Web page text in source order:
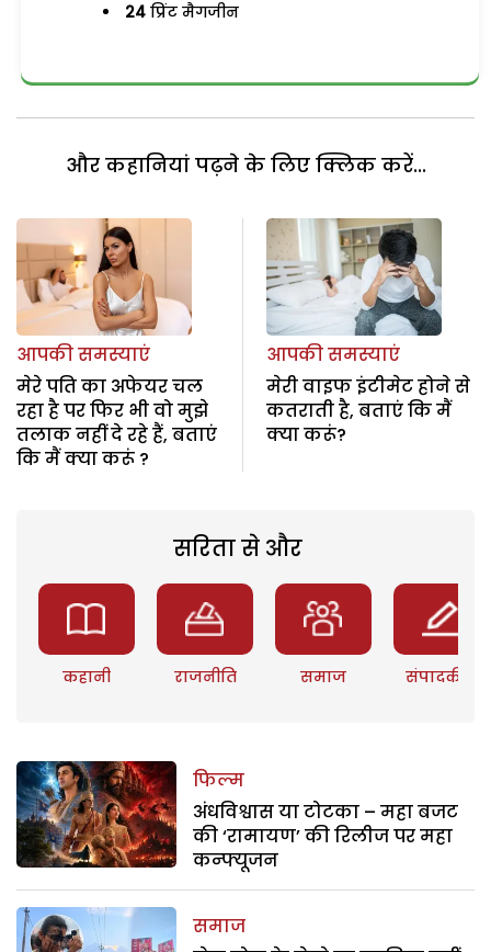
24 प्रिंट मैगजीन
और कहानियां पढ़ने के लिए क्लिक करें...
आपकी समस्याएं
मेरे पति का अफेयर चल
रहा है पर फिर भी वो मुझे
तलाक नहीं दे रहे हैं, बताएं
कि मैं क्या करूं ?
आपकी समस्याएं
मेरी वाइफ इंटीमेट होने से
कतराती है, बताएं कि मैं
क्या करूं?
सरिता से और
कहानी राजनीति समाज संपादकीय
फिल्म
अंधविश्वास या टोटका – महा बजट
की ‘रामायण’ की रिलीज पर महा
कन्फ्यूजन
समाज